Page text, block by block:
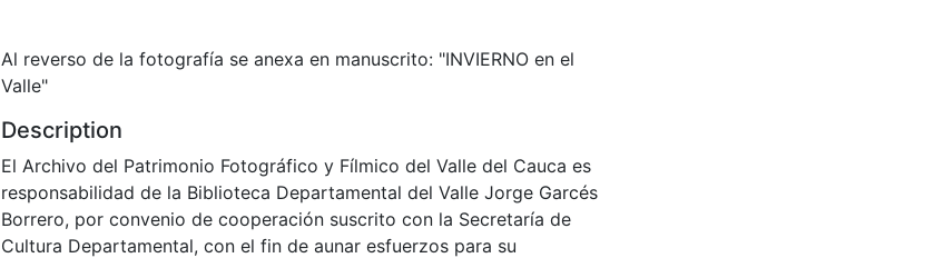
Al reverso de la fotografía se anexa en manuscrito: "INVIERNO en el
Valle"
Description
El Archivo del Patrimonio Fotográfico y Fílmico del Valle del Cauca es
responsabilidad de la Biblioteca Departamental del Valle Jorge Garcés
Borrero, por convenio de cooperación suscrito con la Secretaría de
Cultura Departamental, con el fin de aunar esfuerzos para su